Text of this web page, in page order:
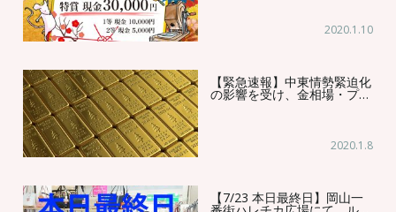
2020.1.10
【緊急速報】中東情勢緊迫化
の影響を受け、金相場・プ…
2020.1.8
【7/23 本日最終日】岡山一